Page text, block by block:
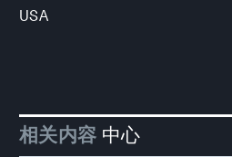
USA
相关内容 中心